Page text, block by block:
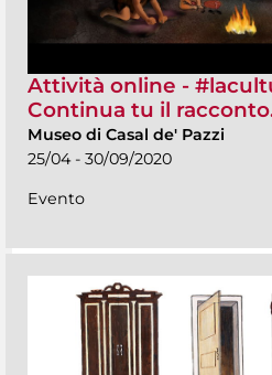
Attività online -
Continua tu il
Museo di Casal de' Pazzi
25/04 - 30/09/2020
Evento